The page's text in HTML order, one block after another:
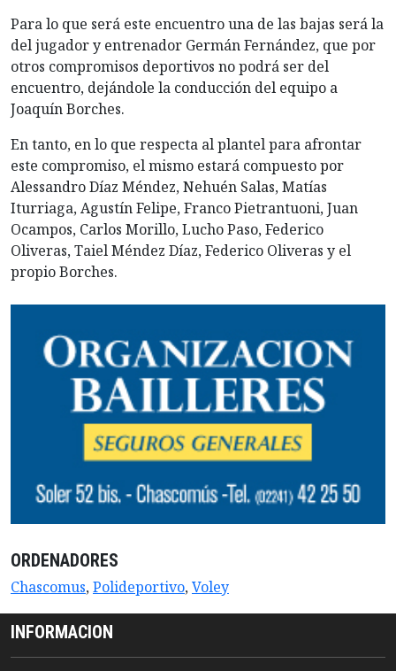
Para lo que será este encuentro una de las bajas será la
del jugador y entrenador Germán Fernández, que por
otros compromisos deportivos no podrá ser del
encuentro, dejándole la conducción del equipo a
Joaquín Borches.
En tanto, en lo que respecta al plantel para afrontar
este compromiso, el mismo estará compuesto por
Alessandro Díaz Méndez, Nehuén Salas, Matías
Iturriaga, Agustín Felipe, Franco Pietrantuoni, Juan
Ocampos, Carlos Morillo, Lucho Paso, Federico
Oliveras, Taiel Méndez Díaz, Federico Oliveras y el
propio Borches.
ORDENADORES
Chascomus,Polideportivo,Voley
INFORMACION